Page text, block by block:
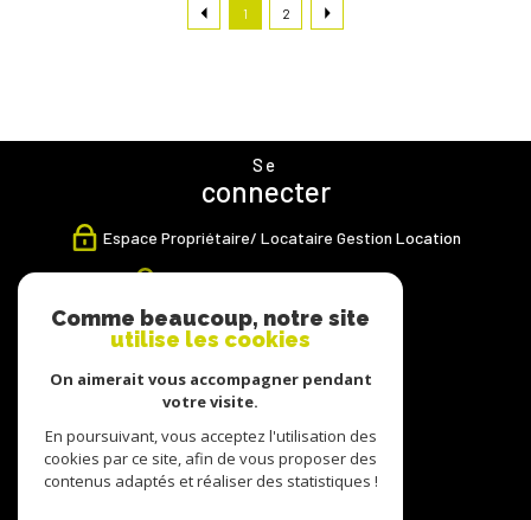
1 2
Se
connecter
Espace Propriétaire/ Locataire Gestion Location
Espace Propriétaire Transaction
Nous
Nous
adhérons
Comme beaucoup, notre site
utilise les cookies
On aimerait vous accompagner pendant
votre visite.
En poursuivant, vous acceptez l'utilisation des
cookies par ce site, afin de vous proposer des
contenus adaptés et réaliser des statistiques !